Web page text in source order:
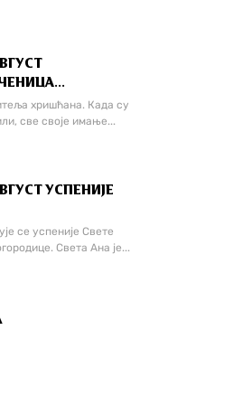
хришћана. Када су
све своје имање...
УСПЕНИЈЕ
се успеније Свете
Света Ана је...